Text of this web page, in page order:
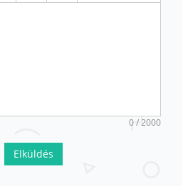
0 / 2000
Elküldés